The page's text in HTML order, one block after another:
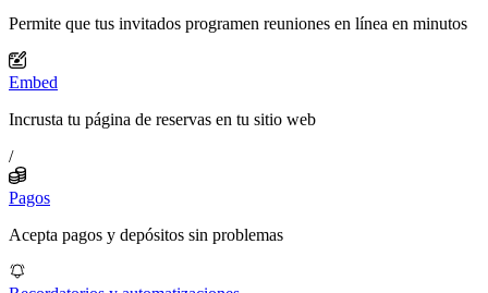
Permite que tus invitados programen reuniones en línea en minutos
Embed
Incrusta tu página de reservas en tu sitio web
/
Pagos
Acepta pagos y depósitos sin problemas